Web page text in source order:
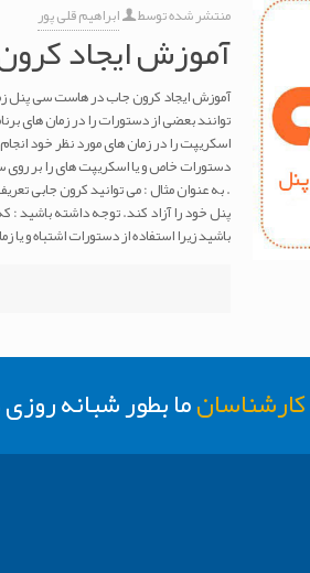
منتشر شده توسط ابراهیم قلی پور
آموزش ایجاد
توانند بعضی از دستورات را در زمان های
اسکریپت را در زمان های مورد نظر خود
دستورات خاص و یا اسکریپت های را بر روی
پنل خود را آزاد کند. توجه داشته باشید :
باشید زیرا استفاده از دستورات اشتباه و
کارشناسانما بطور شبانه